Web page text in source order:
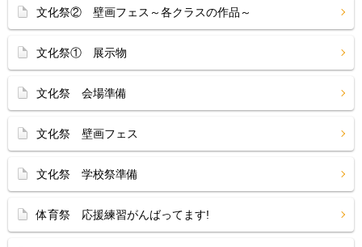
文化祭② 壁画フェス～各クラスの作品～
文化祭① 展示物
文化祭 会場準備
文化祭 壁画フェス
文化祭 学校祭準備
体育祭 応援練習がんばってます!